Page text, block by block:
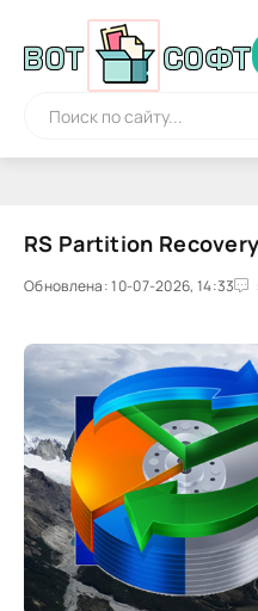
RS Partition
Обновлена: 10-07-2026, 14:33